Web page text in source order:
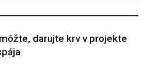
darujte krv v projekte